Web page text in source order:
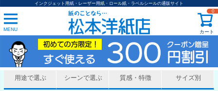
インクジェット用紙・レーザー用紙・ロール紙・ラベルシールの通販サイト
MENU カート
0
用途で選ぶ シーンで選ぶ 質感・特徴 サイズ別